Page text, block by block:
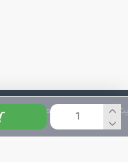
فروشگاه مکاترونیک می باشد